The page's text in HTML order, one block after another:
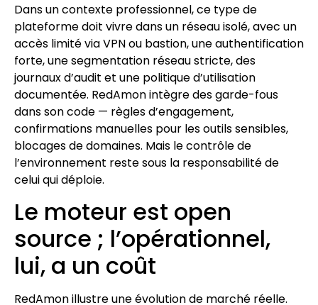
Dans un contexte professionnel, ce type de
plateforme doit vivre dans un réseau isolé, avec un
accès limité via VPN ou bastion, une authentification
forte, une segmentation réseau stricte, des
journaux d’audit et une politique d’utilisation
documentée. RedAmon intègre des garde-fous
dans son code — règles d’engagement,
confirmations manuelles pour les outils sensibles,
blocages de domaines. Mais le contrôle de
l’environnement reste sous la responsabilité de
celui qui déploie.
Le moteur est open
source ; l’opérationnel,
lui, a un coût
RedAmon illustre une évolution de marché réelle.